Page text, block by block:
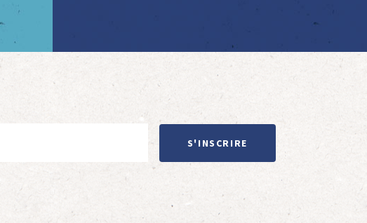
S'INSCRIRE